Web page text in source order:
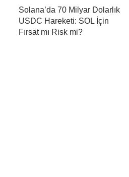
Solana’da 70 Milyar Dolarlık
USDC Hareketi: SOL İçin
Fırsat mı Risk mi?